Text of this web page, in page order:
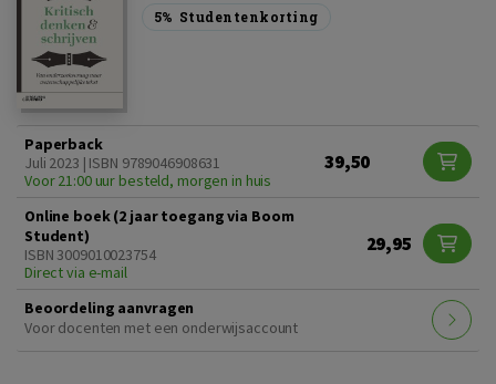
5% Studentenkorting
Paperback
Juli 2023 | ISBN 9789046908631
Voor 21:00 uur besteld, morgen in huis
39,50
Online boek (2 jaar toegang via Boom
Student)
ISBN 3009010023754
Direct via e-mail
29,95
Beoordeling aanvragen
Voor docenten met een onderwijsaccount